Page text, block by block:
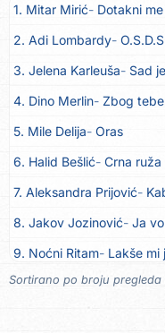
12. Dreletronic Vumrl mi
13. Dinacordi Luna Band
14. Dinacordi Luna Band
15. Dinacordi Luna Band
16. Dinacordi Luna Band
17. Tereza Kesovija
18. Tereza Kesovija
19. Slobodan Batjarević Čobe
20. Dinacordi Luna Band
21. Dinacordi Luna Band
1. Mitar Mirić Dotakni me
2. Adi Lombardy
3. Jelena Karleuša Sad
4. Dino Merlin Zbog tebe
5. Mile Delija Oras
6. Halid Bešlić Crna ruža
7. Aleksandra Prijović
8. Jakov Jozinović Ja
9. Noćni Ritam Lakše mi
10. Halid Bešlić Ljiljani
Sortirano po broju